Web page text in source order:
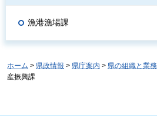
漁港漁場課
ホーム > 県政情報 > 県庁案内 > 県の組織と業務
産振興課